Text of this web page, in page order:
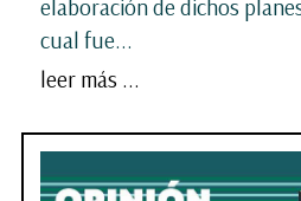
elaboración de dichos
cual fue...
leer más ...